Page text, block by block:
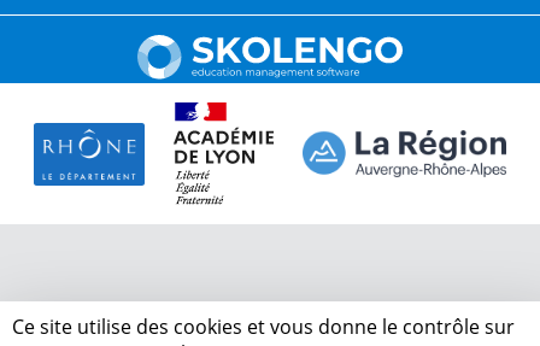
Ce site utilise des cookies et vous donne le contrôle sur